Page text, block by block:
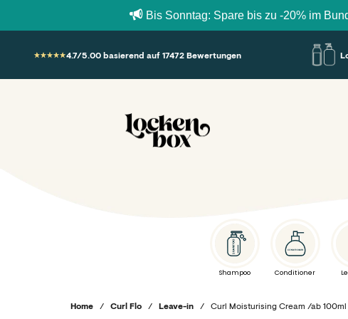
Bis Sonntag: Spare bis zu -20% im Bundle
4.7/5.00 basierend auf 17472 Bewertungen
Lockenbox.com
Shampoo Conditioner
Home / Curl Flo / Leave-in / Curl Moisturising Cream /ab 100ml